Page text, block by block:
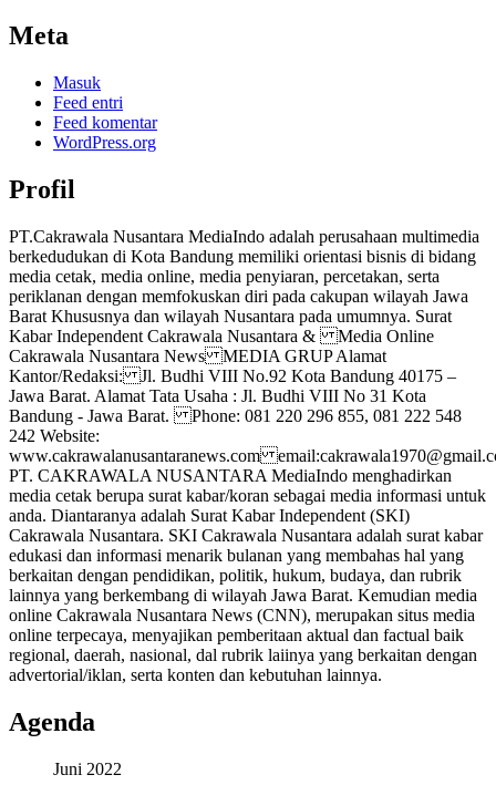
Meta
Masuk
Feed entri
Feed komentar
WordPress.org
Profil
PT.Cakrawala Nusantara MediaIndo adalah perusahaan multimedia
berkedudukan di Kota Bandung memiliki orientasi bisnis di bidang
media cetak, media online, media penyiaran, percetakan, serta
periklanan dengan memfokuskan diri pada cakupan wilayah Jawa
Barat Khususnya dan wilayah Nusantara pada umumnya. Surat
Kabar Independent Cakrawala Nusantara & Media Online
Cakrawala Nusantara News MEDIA GRUP Alamat
Kantor/Redaksi: Jl. Budhi VIII No.92 Kota Bandung 40175 –
Jawa Barat. Alamat Tata Usaha : Jl. Budhi VIII No 31 Kota
Bandung - Jawa Barat. Phone: 081 220 296 855, 081 222 548
242 Website:
www.cakrawalanusantaranews.com
PT. CAKRAWALA NUSANTARA MediaIndo menghadirkan
media cetak berupa surat kabar/koran sebagai media informasi untuk
anda. Diantaranya adalah Surat Kabar Independent (SKI)
Cakrawala Nusantara. SKI Cakrawala Nusantara adalah surat kabar
edukasi dan informasi menarik bulanan yang membahas hal yang
berkaitan dengan pendidikan, politik, hukum, budaya, dan rubrik
lainnya yang berkembang di wilayah Jawa Barat. Kemudian media
online Cakrawala Nusantara News (CNN), merupakan situs media
online terpecaya, menyajikan pemberitaan aktual dan factual baik
regional, daerah, nasional, dal rubrik laiinya yang berkaitan dengan
advertorial/iklan, serta konten dan kebutuhan lainnya.
Agenda
Juni 2022